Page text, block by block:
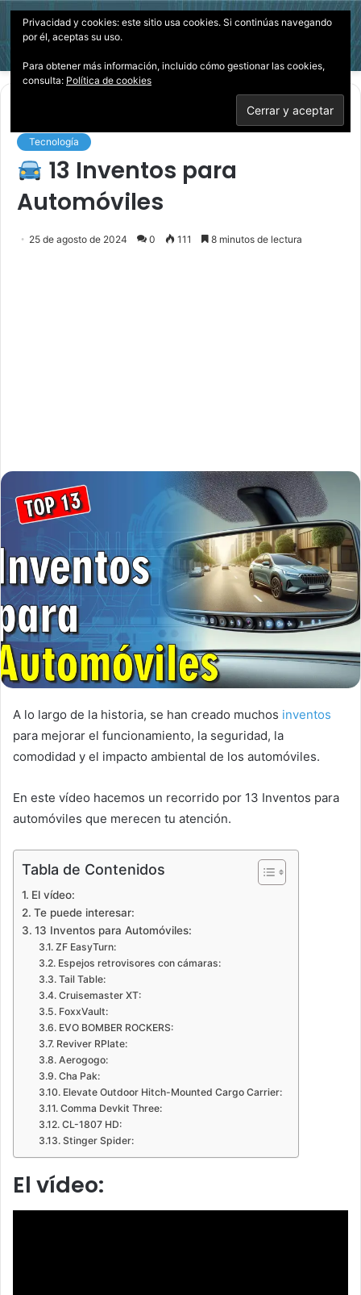
Menú
Tecnología
13 Inventos para
Automóviles
25 de agosto de 2024 0 111 8 minutos de lectura
A lo largo de la historia, se han creado muchos inventos
para mejorar el funcionamiento, la seguridad, la
comodidad y el impacto ambiental de los automóviles.
En este vídeo hacemos un recorrido por 13 Inventos para
automóviles que merecen tu atención.
Tabla de Contenidos
El vídeo:
Te puede interesar:
13 Inventos para Automóviles:
ZF EasyTurn:
Espejos retrovisores con cámaras:
Tail Table:
Cruisemaster XT:
FoxxVault:
EVO BOMBER ROCKERS:
Reviver RPlate:
Aerogogo:
Cha Pak:
Elevate Outdoor Hitch-Mounted Cargo Carrier:
Comma Devkit Three:
CL-1807 HD:
Stinger Spider:
El vídeo:
Privacidad y cookies: este sitio usa cookies. Si continúas navegando
por él, aceptas su uso.
Para obtener más información, incluido cómo gestionar las cookies,
consulta: Política de cookies